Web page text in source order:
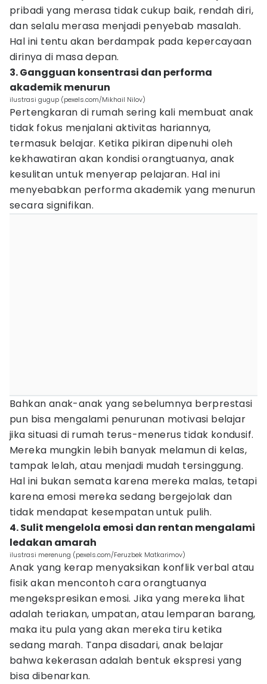
pribadi yang merasa tidak cukup baik, rendah diri,
dan selalu merasa menjadi penyebab masalah.
Hal ini tentu akan berdampak pada kepercayaan
dirinya di masa depan.
3. Gangguan konsentrasi dan performa
akademik menurun
ilustrasi gugup (pexels.com/Mikhail Nilov)
Pertengkaran di rumah sering kali membuat anak
tidak fokus menjalani aktivitas hariannya,
termasuk belajar. Ketika pikiran dipenuhi oleh
kekhawatiran akan kondisi orangtuanya, anak
kesulitan untuk menyerap pelajaran. Hal ini
menyebabkan performa akademik yang menurun
secara signifikan.
Bahkan anak-anak yang sebelumnya berprestasi
pun bisa mengalami penurunan motivasi belajar
jika situasi di rumah terus-menerus tidak kondusif.
Mereka mungkin lebih banyak melamun di kelas,
tampak lelah, atau menjadi mudah tersinggung.
Hal ini bukan semata karena mereka malas, tetapi
karena emosi mereka sedang bergejolak dan
tidak mendapat kesempatan untuk pulih.
4. Sulit mengelola emosi dan rentan mengalami
ledakan amarah
ilustrasi merenung (pexels.com/Feruzbek Matkarimov)
Anak yang kerap menyaksikan konflik verbal atau
fisik akan mencontoh cara orangtuanya
mengekspresikan emosi. Jika yang mereka lihat
adalah teriakan, umpatan, atau lemparan barang,
maka itu pula yang akan mereka tiru ketika
sedang marah. Tanpa disadari, anak belajar
bahwa kekerasan adalah bentuk ekspresi yang
bisa dibenarkan.